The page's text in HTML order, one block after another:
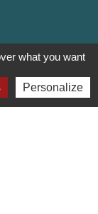
what you want
Personalize